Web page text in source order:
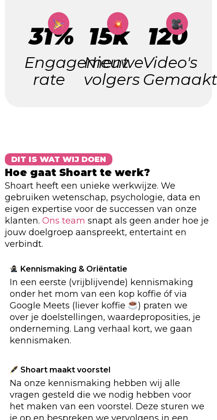
31%
Engagement
rate
15k
Nieuwe
volgers
120
Video's
DIT IS WAT WIJ DOEN
Hoe gaat Shoart te werk?
Shoart heeft een unieke werkwijze. We
gebruiken wetenschap, psychologie, data en
eigen expertise voor de successen van onze
klanten. Ons team snapt als geen ander hoe je
jouw doelgroep aanspreekt, entertaint en
verbindt.
Kennismaking & Oriëntatie
In een eerste (vrijblijvende) kennismaking
onder het mom van een kop koffie óf via
Google Meets (liever koffie
) praten we
over je doelstellingen, waardeproposities, je
onderneming. Lang verhaal kort, we gaan
kennismaken.
Shoart maakt voorstel
Na onze kennismaking hebben wij alle
vragen gesteld die we nodig hebben voor
het maken van een voorstel. Deze sturen we